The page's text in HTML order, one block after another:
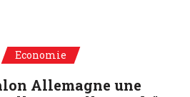
Economie
Allemagne une